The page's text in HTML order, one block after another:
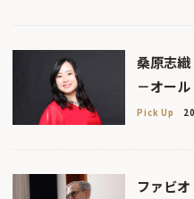
桑原志織
－オー
Pick Up
ファビ